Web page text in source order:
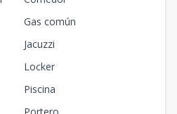
Gas común
Jacuzzi
Locker
Piscina